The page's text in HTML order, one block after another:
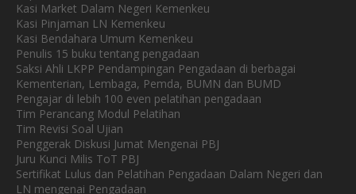
Kasi Market Dalam Negeri Kemenkeu
Kasi Pinjaman LN Kemenkeu
Kasi Bendahara Umum Kemenkeu
Penulis 15 buku tentang pengadaan
Saksi Ahli LKPP Pendampingan Pengadaan di berbagai
Kementerian, Lembaga, Pemda, BUMN dan BUMD
Pengajar di lebih 100 even pelatihan pengadaan
Tim Perancang Modul Pelatihan
Tim Revisi Soal Ujian
Penggerak Diskusi Jumat Mengenai PBJ
Juru Kunci Milis ToT PBJ
Sertifikat Lulus dan Pelatihan Pengadaan Dalam Negeri dan
LN mengenai Pengadaan